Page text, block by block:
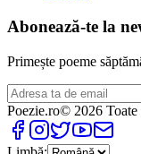
Abonează-te la
Primește poeme
Poezie.ro© 2026 Toate